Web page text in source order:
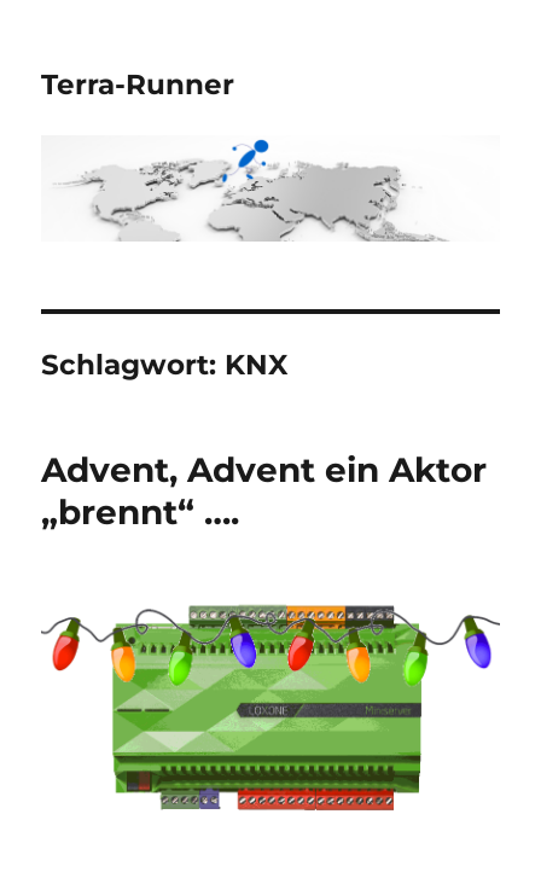
Terra-Runner
Schlagwort: KNX
Advent, Advent ein Aktor
„brennt“ ….